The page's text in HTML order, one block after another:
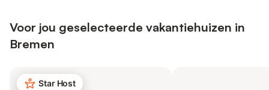
Voor jou geselecteerde vakantiehuizen in
Bremen
Star Host